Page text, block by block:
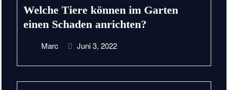
Welche Tiere können im Garten
einen Schaden anrichten?
Marc Juni 3, 2022